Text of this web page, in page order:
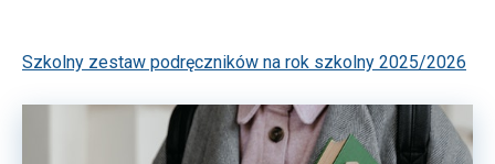
Szkolny zestaw podręczników na rok szkolny 2025/2026